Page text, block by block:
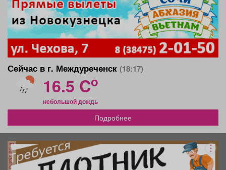
Сейчас в г. Междуреченск (18:17)
16.5 Co
небольшой дождь
Подробнее
реклама